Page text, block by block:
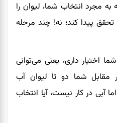
مجرد انتخاب شما، لیوان را
پیدا کند؛ نه! چند مرحله
اختیار داری، یعنی می‌توانی
مقابل شما دو تا لیوان آب
آبی در کار نیست، آیا انتخاب